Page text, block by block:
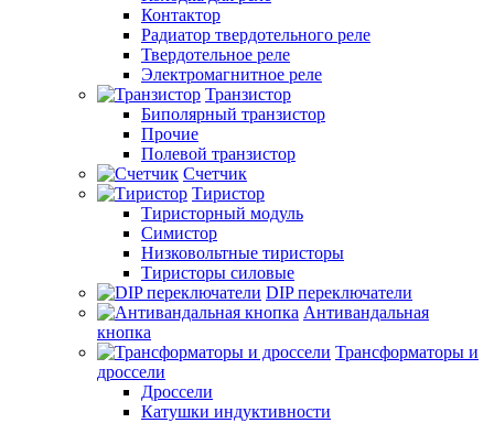
Контактор
Радиатор твердотельного реле
Твердотельное реле
Электромагнитное реле
Транзистор
Биполярный транзистор
Прочие
Полевой транзистор
Счетчик
Тиристор
Тиристорный модуль
Симистор
Низковольтные тиристоры
Тиристоры силовые
DIP переключатели
Антивандальная
кнопка
Трансформаторы и
дроссели
Дроссели
Катушки индуктивности